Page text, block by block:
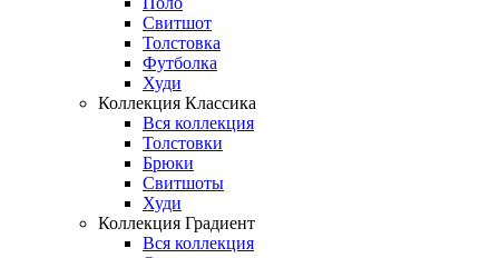
Свитшот
Толстовка
Футболка
Худи
Коллекция Классика
Вся коллекция
Толстовки
Брюки
Свитшоты
Худи
Коллекция Градиент
Вся коллекция